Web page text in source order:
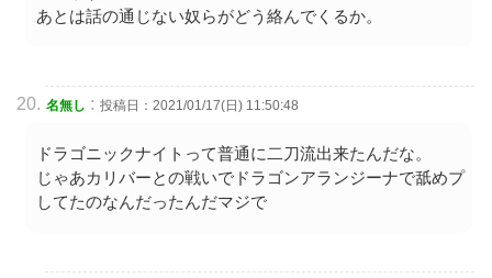
あとは話の通じない奴らがどう絡んでくるか。
名無し : 投稿日：2021/01/17(日) 11:50:48
ドラゴニックナイトって普通に二刀流出来たんだな。
じゃあカリバーとの戦いでドラゴンアランジーナで舐めプ
してたのなんだったんだマジで